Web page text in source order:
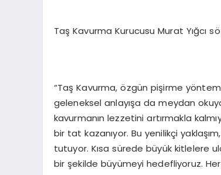
Taş Kavurma Kurucusu Murat Yığcı
“Taş Kavurma, özgün pişirme
geleneksel anlayışa da meydan
kavurmanın lezzetini artırmakla
bir tat kazanıyor. Bu yenilikçi
tutuyor. Kısa sürede büyük kitlelere
bir şekilde büyümeyi hedefliyoruz.